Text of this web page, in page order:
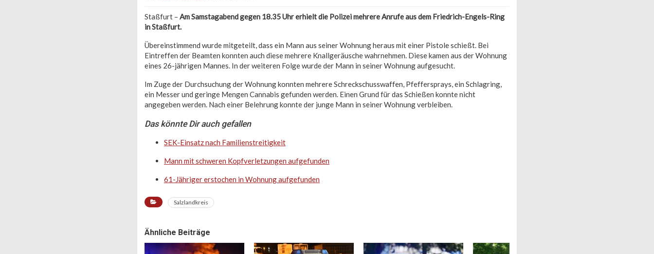
Staßfurt – Am Samstagabend gegen 18.35 Uhr erhielt die Polizei mehrere Anrufe aus dem Friedrich-Engels-Ring
in Staßfurt.
Übereinstimmend wurde mitgeteilt, dass ein Mann aus seiner Wohnung heraus mit einer Pistole schießt. Bei
Eintreffen der Beamten konnten auch diese mehrere Knallgeräusche wahrnehmen. Diese kamen aus der Wohnung
eines 26-jährigen Mannes. In der weiteren Folge wurde der Mann in seiner Wohnung aufgesucht.
Im Zuge der Durchsuchung der Wohnung konnten mehrere Schreckschusswaffen, Pfeffersprays, ein Schlagring,
ein Messer und geringe Mengen Cannabis gefunden werden. Einen Grund für das Schießen konnte nicht
angegeben werden. Nach einer Belehrung konnte der junge Mann in seiner Wohnung verbleiben.
Das könnte Dir auch gefallen
SEK-Einsatz nach Familienstreitigkeit
Mann mit schweren Kopfverletzungen aufgefunden
61-Jähriger erstochen in Wohnung aufgefunden
Salzlandkreis
Ähnliche Beiträge